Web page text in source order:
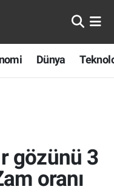
Dünya
gözünü 3
oranı